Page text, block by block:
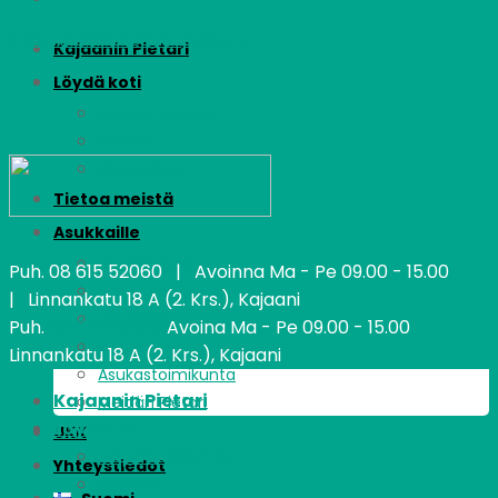
Kajaanin Pietari
Löydä koti
Tietoa meistä
Asukkaille
Asumisopas
Vastuullisuus
Vikailmoitus
Irtisanominen
Asukastoimikunta
Meidän Pietari
UKK
Yhteystiedot
Irtisanomisilmoitus-pakattu
Puh. 08 615 52060 | Avoinna Ma - Pe 09.00 - 15.00
| Linnankatu 18 A (2. Krs.), Kajaani
Puh.
08 615 52060
Avoina Ma - Pe 09.00 - 15.00
Linnankatu 18 A (2. Krs.), Kajaani
Kajaanin Pietari
Löydä koti
Vapaat asunnot
Kohteet